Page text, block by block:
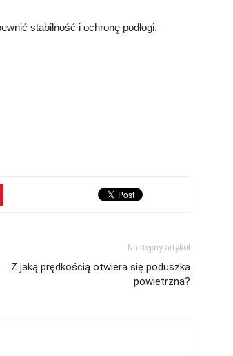
stabilność i ochronę podłogi.
Następny artykuł
Z jaką prędkością otwiera się poduszka
powietrzna?